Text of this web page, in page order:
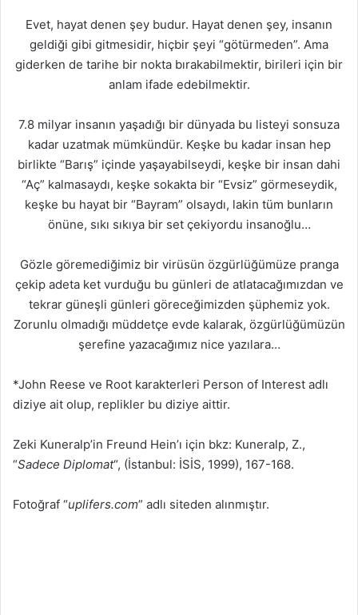
Evet, hayat denen şey budur. Hayat denen şey, insanın
geldiği gibi gitmesidir, hiçbir şeyi “götürmeden”. Ama
giderken de tarihe bir nokta bırakabilmektir, birileri için bir
anlam ifade edebilmektir.
7.8 milyar insanın yaşadığı bir dünyada bu listeyi sonsuza
kadar uzatmak mümkündür. Keşke bu kadar insan hep
birlikte “Barış” içinde yaşayabilseydi, keşke bir insan dahi
“Aç” kalmasaydı, keşke sokakta bir “Evsiz” görmeseydik,
keşke bu hayat bir “Bayram” olsaydı, lakin tüm bunların
önüne, sıkı sıkıya bir set çekiyordu insanoğlu…
Gözle göremediğimiz bir virüsün özgürlüğümüze pranga
çekip adeta ket vurduğu bu günleri de atlatacağımızdan ve
tekrar güneşli günleri göreceğimizden şüphemiz yok.
Zorunlu olmadığı müddetçe evde kalarak, özgürlüğümüzün
şerefine yazacağımız nice yazılara…
*John Reese ve Root karakterleri Person of Interest adlı
diziye ait olup, replikler bu diziye aittir.
Zeki Kuneralp’in Freund Hein’ı için bkz: Kuneralp, Z.,
“Sadece Diplomat“, (İstanbul: İSİS, 1999), 167-168.
Fotoğraf “uplifers.com” adlı siteden alınmıştır.